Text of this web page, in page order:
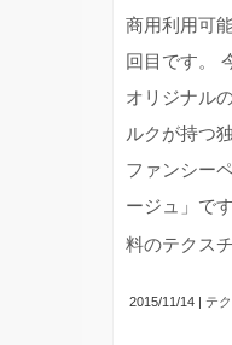
商用利用可
回目です。
オリジナル
ルクが持つ
ファンシー
ージュ」で
料のテクス
2015/11/14 | テ